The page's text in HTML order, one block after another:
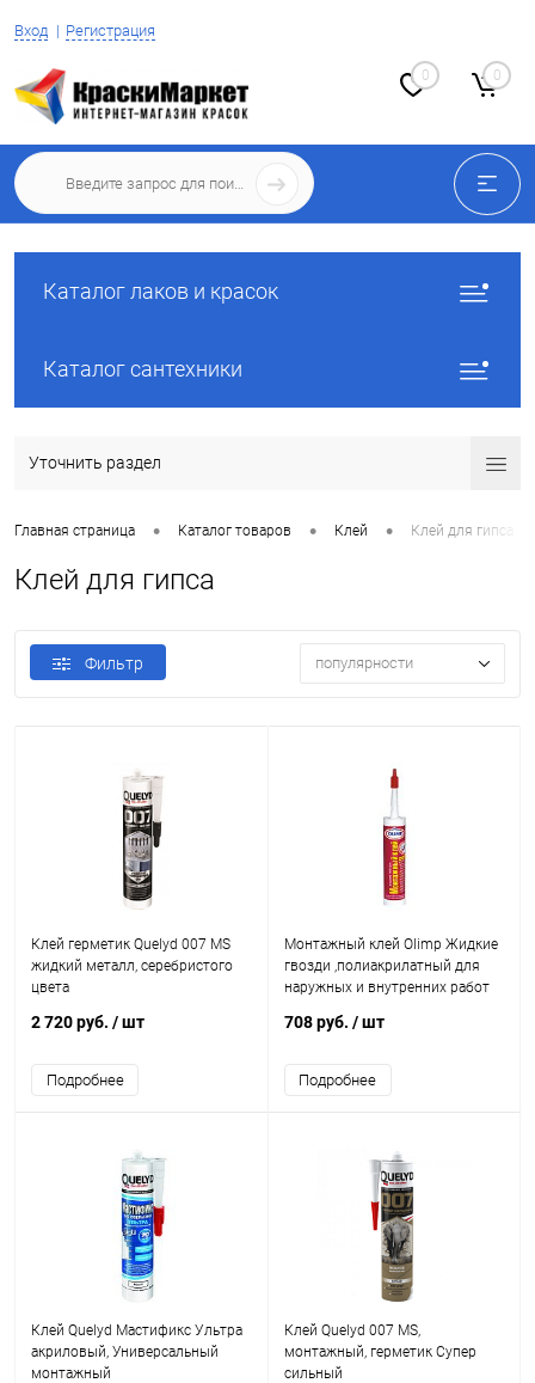
Вход Регистрация
0 0
Каталог лаков и красок
Каталог сантехники
Уточнить раздел
Главная страница • Каталог товаров • Клей • Клей для гипса
Клей для гипса
Фильтр популярности
Клей герметик Quelyd 007 MS
жидкий металл, серебристого
цвета
2 720 руб. / шт
Подробнее
Монтажный клей Olimp Жидкие
гвозди ,полиакрилатный для
наружных и внутренних работ
708 руб. / шт
Подробнее
Клей Quelyd Мастификс Ультра
акриловый, Универсальный
монтажный
Клей Quelyd 007 MS,
монтажный, герметик Супер
сильный